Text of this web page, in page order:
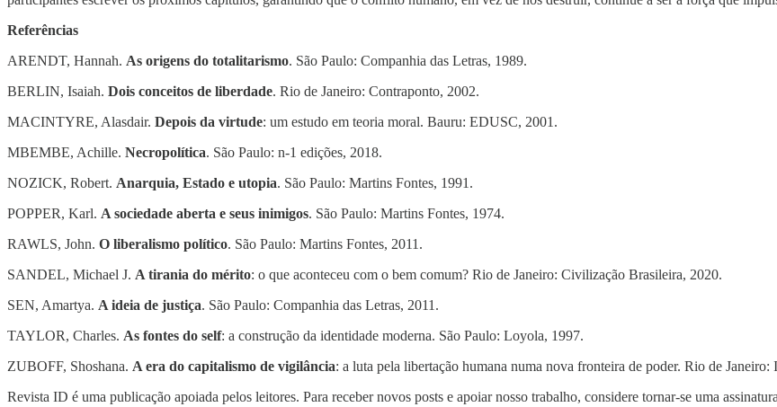
Referências
ARENDT, Hannah. As origens do totalitarismo. São Paulo: Companhia das Letras, 1989.
BERLIN, Isaiah. Dois conceitos de liberdade. Rio de Janeiro: Contraponto, 2002.
MACINTYRE, Alasdair. Depois da virtude: um estudo em teoria moral. Bauru: EDUSC, 2001.
MBEMBE, Achille. Necropolítica. São Paulo: n-1 edições, 2018.
NOZICK, Robert. Anarquia, Estado e utopia. São Paulo: Martins Fontes, 1991.
POPPER, Karl. A sociedade aberta e seus inimigos. São Paulo: Martins Fontes, 1974.
RAWLS, John. O liberalismo político. São Paulo: Martins Fontes, 2011.
SANDEL, Michael J. A tirania do mérito: o que aconteceu com o bem comum? Rio de Janeiro: Civilização Brasileira, 2020.
SEN, Amartya. A ideia de justiça. São Paulo: Companhia das Letras, 2011.
TAYLOR, Charles. As fontes do self: a construção da identidade moderna. São Paulo: Loyola, 1997.
ZUBOFF, Shoshana. A era do capitalismo de vigilância: a luta pela libertação humana numa nova fronteira de poder. Rio de Janeiro:
Revista ID é uma publicação apoiada pelos leitores. Para receber novos posts e apoiar nosso trabalho, considere tornar-se uma